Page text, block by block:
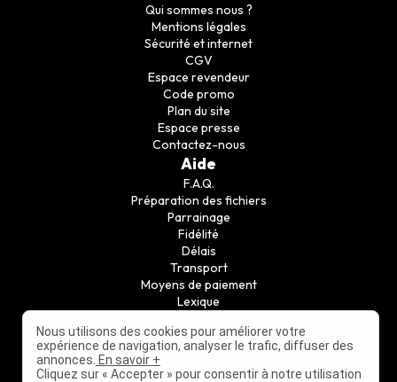
Qui sommes nous ?
Mentions légales
Sécurité et internet
CGV
Espace revendeur
Code promo
Plan du site
Espace presse
Contactez-nous
Aide
F.A.Q.
Préparation des fichiers
Parrainage
Fidélité
Délais
Transport
Moyens de paiement
Lexique
Suivez nous
Nous utilisons des cookies pour améliorer votre
expérience de navigation, analyser le trafic, diffuser des
annonces. En savoir +
Cliquez sur « Accepter » pour consentir à notre utilisation